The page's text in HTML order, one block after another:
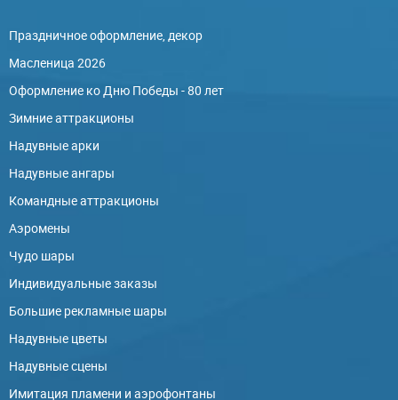
Праздничное оформление, декор
Масленица 2026
Оформление ко Дню Победы - 80 лет
Зимние аттракционы
Надувные арки
Надувные ангары
Командные аттракционы
Аэромены
Чудо шары
Индивидуальные заказы
Большие рекламные шары
Надувные цветы
Надувные сцены
Имитация пламени и аэрофонтаны